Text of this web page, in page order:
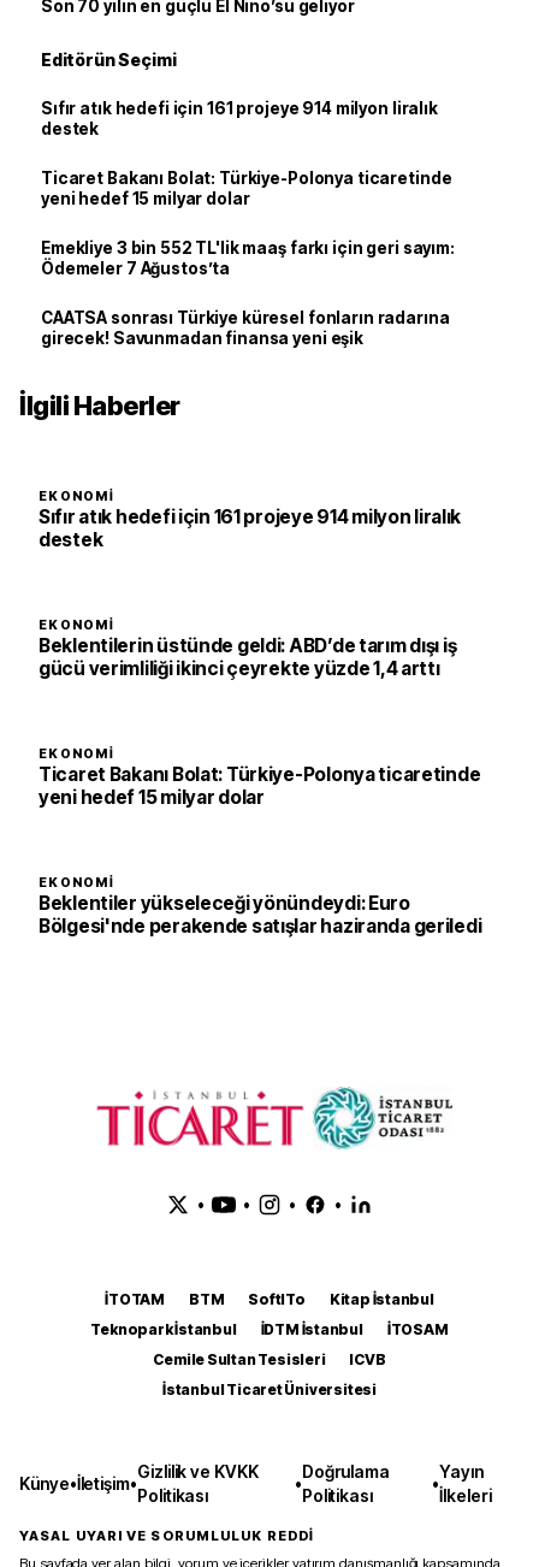
Son 70 yılın en güçlü El Nino’su geliyor
Editörün Seçimi
Sıfır atık hedefi için 161 projeye 914 milyon liralık
destek
Ticaret Bakanı Bolat: Türkiye-Polonya ticaretinde
yeni hedef 15 milyar dolar
Emekliye 3 bin 552 TL'lik maaş farkı için geri sayım:
Ödemeler 7 Ağustos’ta
CAATSA sonrası Türkiye küresel fonların radarına
girecek! Savunmadan finansa yeni eşik
İlgili Haberler
EKONOMI
Sıfır atık hedefi için 161 projeye 914 milyon liralık
destek
EKONOMI
Beklentilerin üstünde geldi: ABD’de tarım dışı iş
gücü verimliliği ikinci çeyrekte yüzde 1,4 arttı
EKONOMI
Ticaret Bakanı Bolat: Türkiye-Polonya ticaretinde
yeni hedef 15 milyar dolar
EKONOMI
Beklentiler yükseleceği yönündeydi: Euro
Bölgesi'nde perakende satışlar haziranda geriledi
• • • •
İTOTAM BTM SoftITo
Kitap İstanbul
Teknopark İstanbul
İDTM İstanbul
İTOSAM
Cemile Sultan Tesisleri
ICVB
İstanbul Ticaret Üniversitesi
Künye•İletişim•
Gizlilik ve KVKK
Politikası
•
Doğrulama
Politikası
•
Yayın
İlkeleri
YASAL UYARI VE SORUMLULUK REDDİ
Bu sayfada yer alan bilgi, yorum ve içerikler yatırım danışmanlığı kapsamında